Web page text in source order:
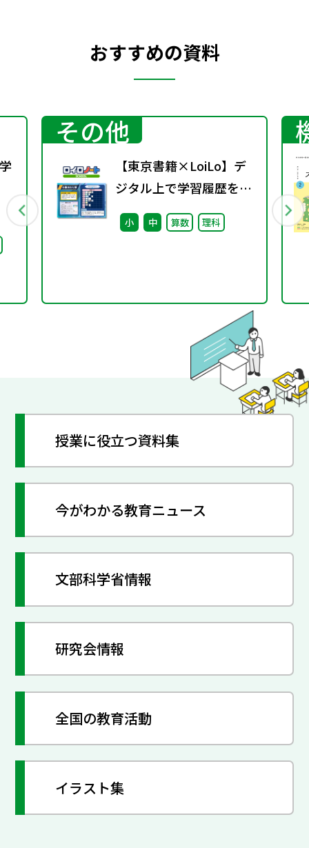
おすすめの資料
その他
【東京書籍×LoiLo】デ
ジタル上で学習履歴を整
理する学びのポートフォ
リオ「ロイログ」で活用
小 中 算数 理科
授業に役立つ資料集
今がわかる教育ニュース
文部科学省情報
研究会情報
全国の教育活動
イラスト集